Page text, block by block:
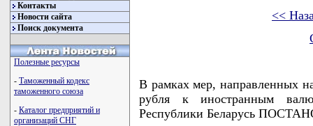
Контакты
Новости сайта
Поиск документа
Полезные ресурсы
- Таможенный кодекс
таможенного союза
- Каталог предприятий и
организаций СНГ
<<
В рамках мер, направленных
рубля к иностранным
Республики Беларусь